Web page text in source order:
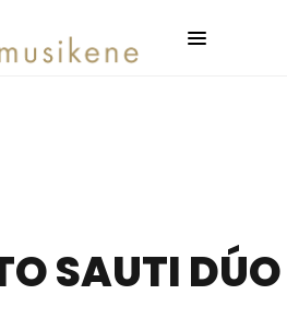
SAUTI DÚO